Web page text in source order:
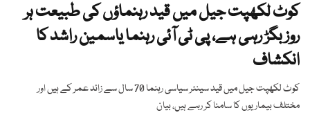
کوٹ لکھپت جیل میں قید رہنماؤں کی طبیعت ہر
روز بگڑ رہی ہے، پی ٹی آئی رہنما یاسمین راشد کا
انکشاف
کوٹ لکھپت جیل میں قید سینئر سیاسی رہنما 70 سال سے زائد عمر کے ہیں اور
مختلف بیماریوں کا سامنا کر رہے ہیں، بیان